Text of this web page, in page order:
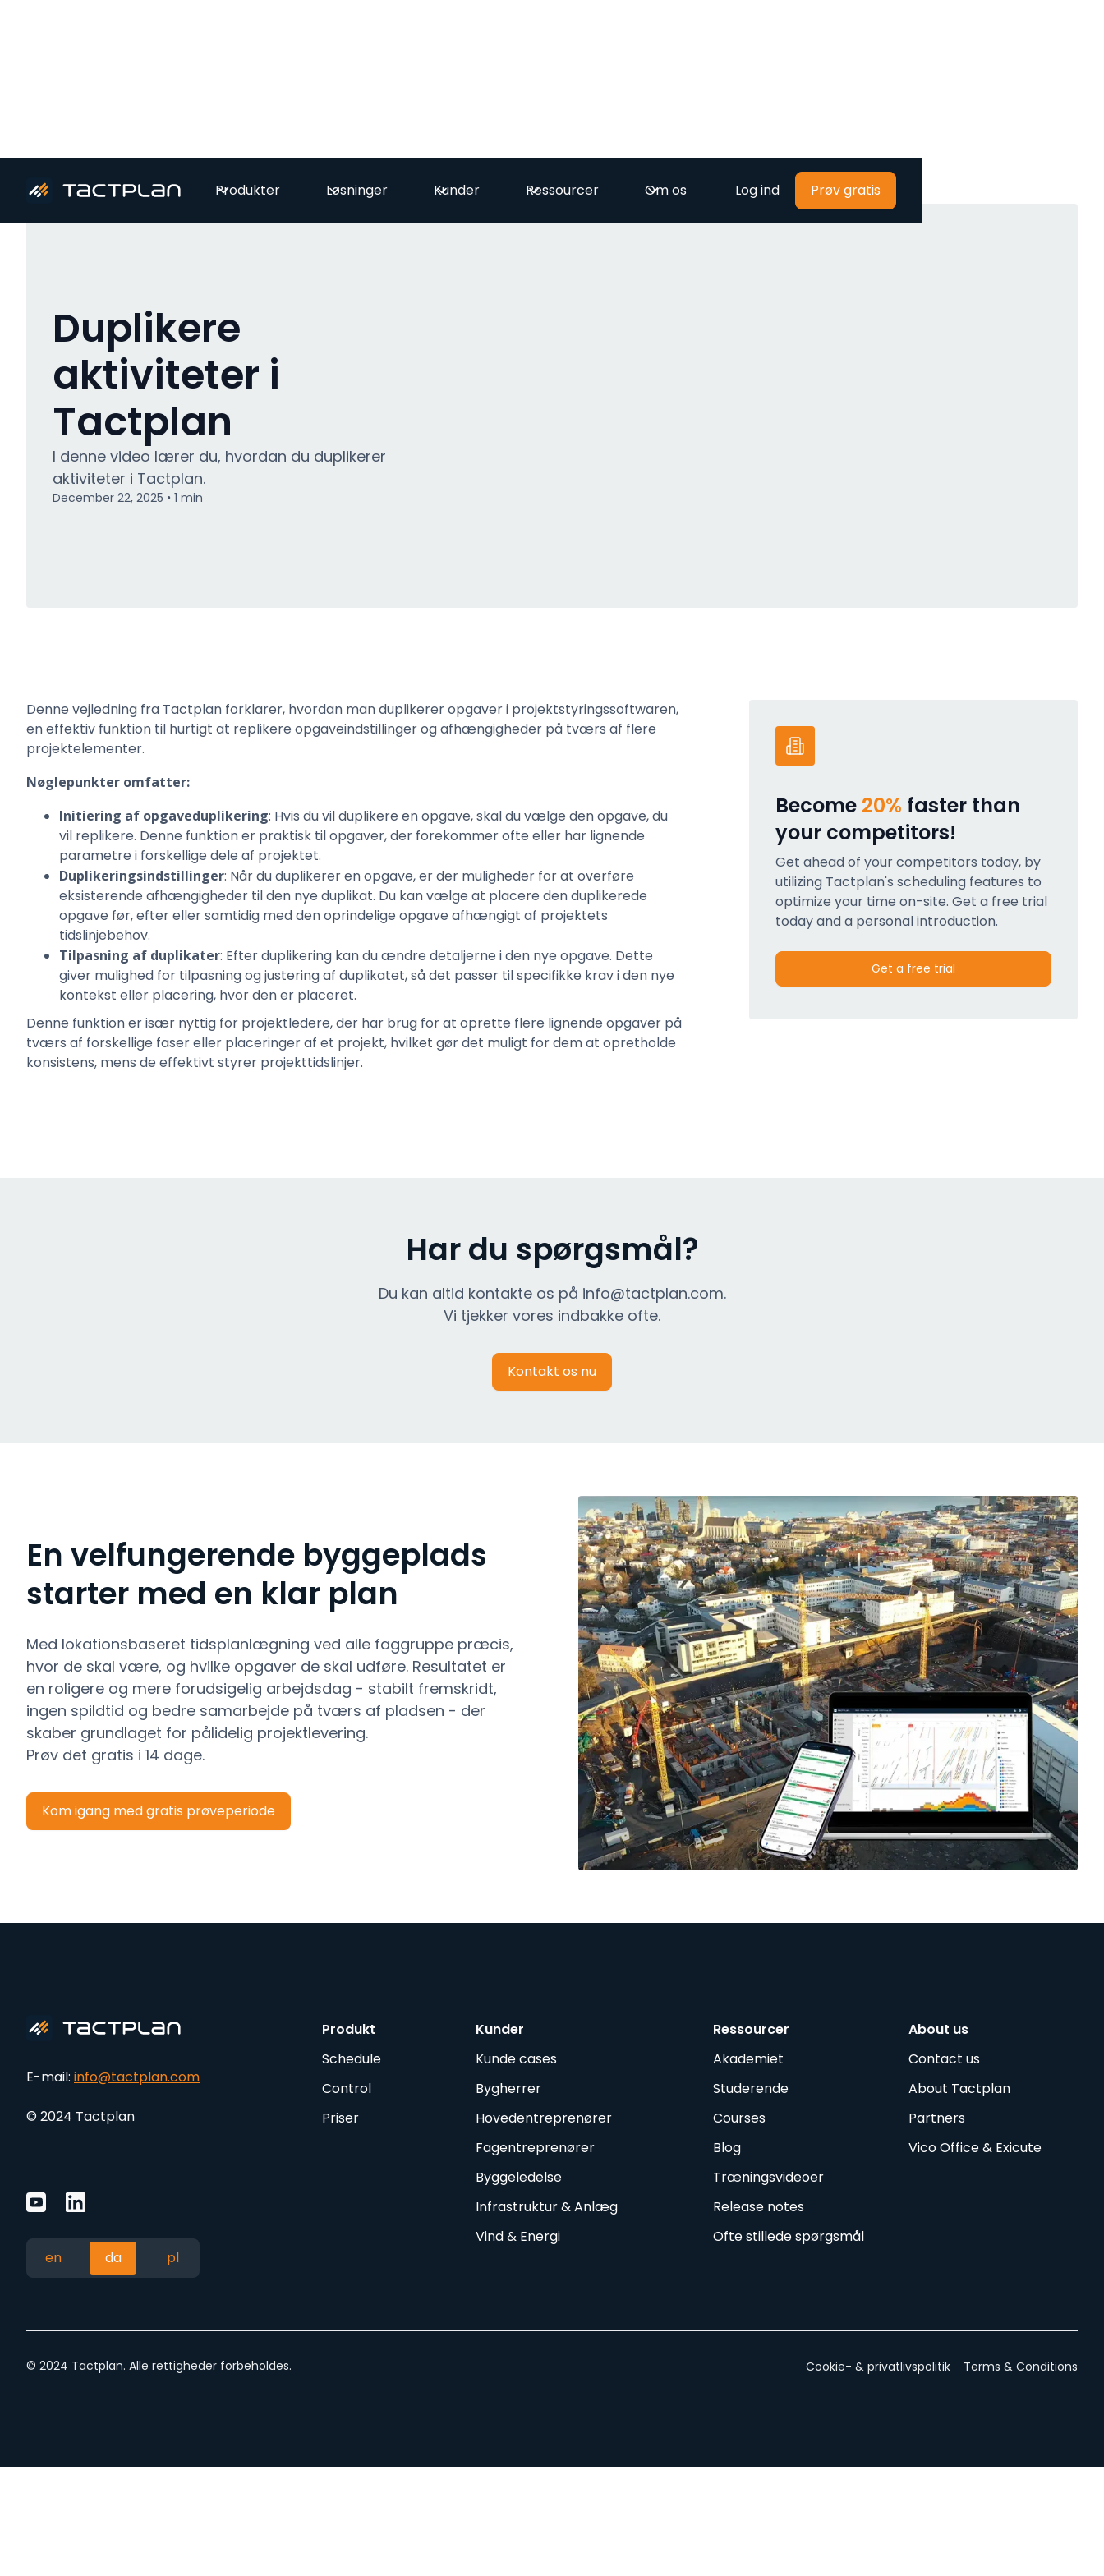
Produkter Løsninger Kunder Ressourcer Om os Log ind Prøv gratis
Duplikere
aktiviteter i
Tactplan
I denne video lærer du, hvordan du duplikerer
aktiviteter i Tactplan.
December 22, 2025 • 1 min
Denne vejledning fra Tactplan forklarer, hvordan man duplikerer opgaver i projektstyringssoftwaren,
en effektiv funktion til hurtigt at replikere opgaveindstillinger og afhængigheder på tværs af flere
projektelementer.
Nøglepunkter omfatter:
Initiering af opgaveduplikering: Hvis du vil duplikere en opgave, skal du vælge den opgave, du
vil replikere. Denne funktion er praktisk til opgaver, der forekommer ofte eller har lignende
parametre i forskellige dele af projektet.
Duplikeringsindstillinger: Når du duplikerer en opgave, er der muligheder for at overføre
eksisterende afhængigheder til den nye duplikat. Du kan vælge at placere den duplikerede
opgave før, efter eller samtidig med den oprindelige opgave afhængigt af projektets
tidslinjebehov.
Tilpasning af duplikater: Efter duplikering kan du ændre detaljerne i den nye opgave. Dette
giver mulighed for tilpasning og justering af duplikatet, så det passer til specifikke krav i den nye
kontekst eller placering, hvor den er placeret.
Denne funktion er især nyttig for projektledere, der har brug for at oprette flere lignende opgaver på
tværs af forskellige faser eller placeringer af et projekt, hvilket gør det muligt for dem at opretholde
konsistens, mens de effektivt styrer projekttidslinjer.
Become 20% faster than
your competitors!
Get ahead of your competitors today, by
utilizing Tactplan's scheduling features to
optimize your time on-site. Get a free trial
today and a personal introduction.
Get a free trial
Har du spørgsmål?
Du kan altid kontakte os på info@tactplan.com.
Vi tjekker vores indbakke ofte.
Kontakt os nu
En velfungerende byggeplads
starter med en klar plan
Med lokationsbaseret tidsplanlægning ved alle faggruppe præcis,
hvor de skal være, og hvilke opgaver de skal udføre. Resultatet er
en roligere og mere forudsigelig arbejdsdag - stabilt fremskridt,
ingen spildtid og bedre samarbejde på tværs af pladsen - der
skaber grundlaget for pålidelig projektlevering.
Prøv det gratis i 14 dage.
Kom igang med gratis prøveperiode
E-mail: info@tactplan.com
© 2024 Tactplan
en da pl
Produkt
Schedule
Control
Priser
Kunder
Kunde cases
Bygherrer
Hovedentreprenører
Fagentreprenører
Byggeledelse
Infrastruktur & Anlæg
Vind & Energi
Ressourcer
Akademiet
Studerende
Courses
Blog
Træningsvideoer
Release notes
Ofte stillede spørgsmål
About us
Contact us
About Tactplan
Partners
Vico Office & Exicute
© 2024 Tactplan. Alle rettigheder forbeholdes. Cookie- & privatlivspolitik Terms & Conditions